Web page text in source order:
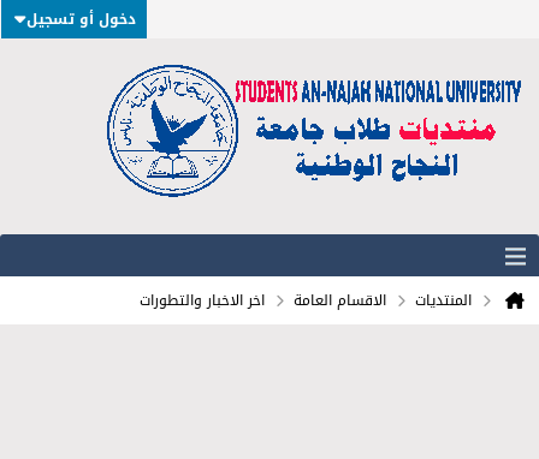
دخول أو تسجيل
المنتديات الاقسام العامة اخر الاخبار والتطورات